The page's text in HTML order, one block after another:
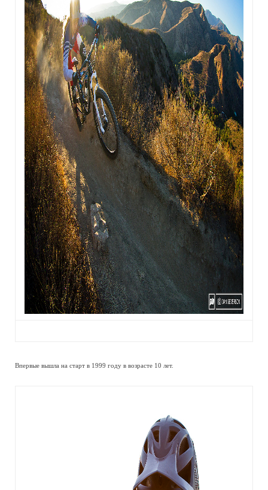
Впервые вышла на старт в 1999 году в возрасте 10 лет.